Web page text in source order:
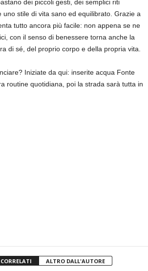
dei piccoli gesti, dei semplici riti
uno stile di vita sano ed equilibrato. Grazie a
tutto ancora più facile: non appena se ne
con il senso di benessere torna anche la
di sé, del proprio corpo e della propria vita.
Iniziate da qui: inserite acqua Fonte
routine quotidiana, poi la strada sarà tutta in
ALTRO DALL'AUTORE